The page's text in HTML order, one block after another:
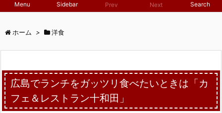
Menu Sidebar Prev Next Search
ホーム > 洋食
広島でランチをガッツリ食べたいときは「カ
フェ＆レストラン十和田」